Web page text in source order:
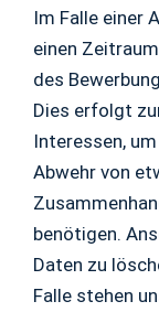
Im Falle einer
einen
des
Dies erfolgt
Interessen,
Abwehr von
benötigen.
Daten zu
Falle stehen